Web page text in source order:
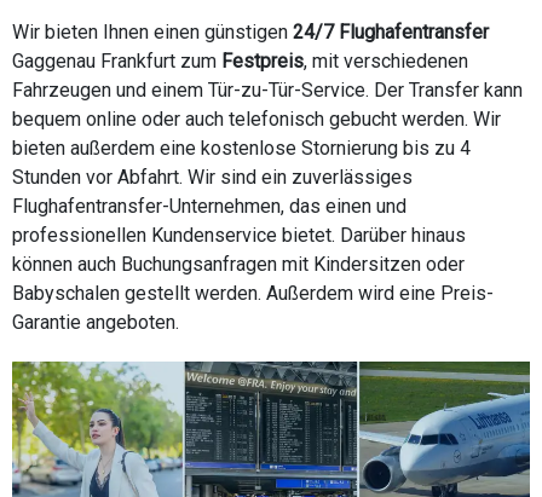
Wir bieten Ihnen einen günstigen 24/7 Flughafentransfer
Gaggenau Frankfurt zum Festpreis, mit verschiedenen
Fahrzeugen und einem Tür-zu-Tür-Service. Der Transfer kann
bequem online oder auch telefonisch gebucht werden. Wir
bieten außerdem eine kostenlose Stornierung bis zu 4
Stunden vor Abfahrt. Wir sind ein zuverlässiges
Flughafentransfer-Unternehmen, das einen und
professionellen Kundenservice bietet. Darüber hinaus
können auch Buchungsanfragen mit Kindersitzen oder
Babyschalen gestellt werden. Außerdem wird eine Preis-
Garantie angeboten.